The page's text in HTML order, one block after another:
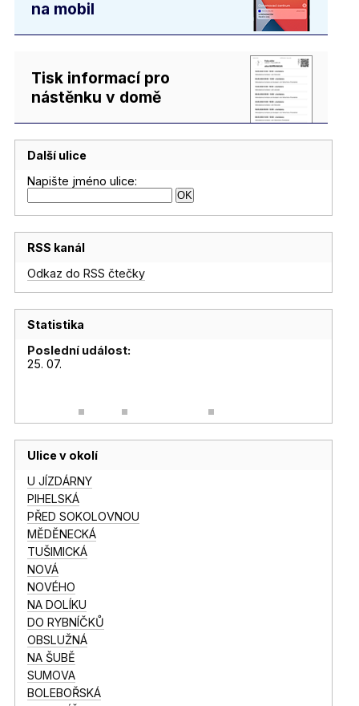
na mobil
Tisk informací pro
nástěnku v domě
Další ulice
Napište jméno ulice:
RSS kanál
Odkaz do RSS čtečky
Statistika
Poslední událost:
25. 07.
Ulice v okolí
U JÍZDÁRNY
PIHELSKÁ
PŘED SOKOLOVNOU
MĚDĚNECKÁ
TUŠIMICKÁ
NOVÁ
NOVÉHO
NA DOLÍKU
DO RYBNÍČKŮ
OBSLUŽNÁ
NA ŠUBĚ
SUMOVA
BOLEBOŘSKÁ